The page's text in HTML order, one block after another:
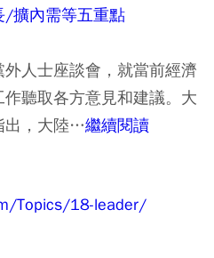
/擴內需等五重點
人士座談會，就當前經濟
聽取各方意見和建議。大
出，大陸…繼續閱讀
Topics/18-leader/